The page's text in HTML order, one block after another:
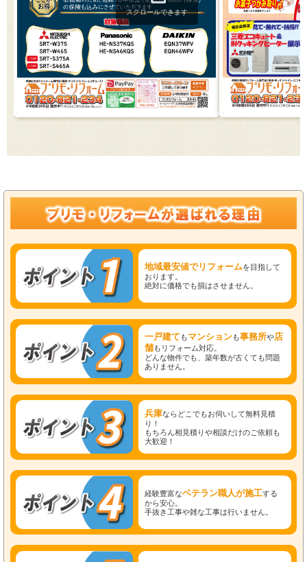
スクロールできます
地域最安値でリフォームを目指して
おります。
絶対に価格でも損はさせません。
一戸建て もマンションも事務所や店
舗もリフォーム対応。
どんな物件でも、築年数が古くても問題
ありません。
兵庫ならどこでもお伺いして無料見積
り！
もちろん相見積りや相談だけのご依頼も
大歓迎！
経験豊富なベテラン職人が施工する
から安心。
手抜き工事や雑な工事は行いません。